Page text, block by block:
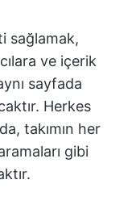
sağlamak,
ve içerik
sayfada
Herkes
takımın her
gibi